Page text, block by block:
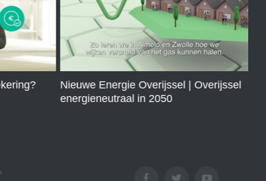
Nieuwe Energie Overijssel | Overijssel
energieneutraal in 2050